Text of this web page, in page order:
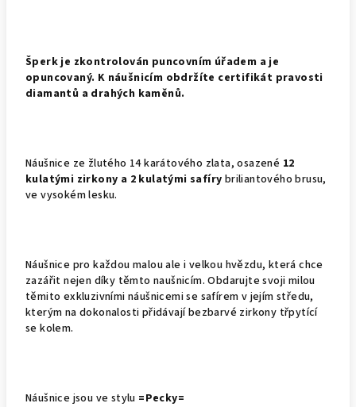
Šperk je zkontrolován puncovním úřadem a je
opuncovaný. K náušnicím obdržíte certifikát pravosti
diamantů a drahých kaměnů.
Náušnice ze žlutého 14 karátového zlata, osazené 12
kulatými zirkony a 2 kulatými safíry briliantového brusu,
ve vysokém lesku.
Náušnice pro každou malou ale i velkou hvězdu, která chce
zazářit nejen díky těmto naušnicím. Obdarujte svoji milou
těmito exkluzivními náušnicemi se safírem v jejím středu,
kterým na dokonalosti přidávají bezbarvé zirkony třpytící
se kolem.
Náušnice jsou ve stylu =Pecky=